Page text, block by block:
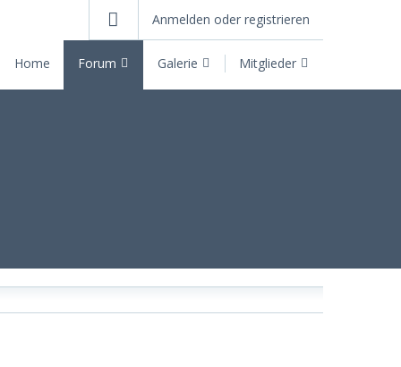
Home Forum Galerie Mitglieder
Anmelden oder registrieren